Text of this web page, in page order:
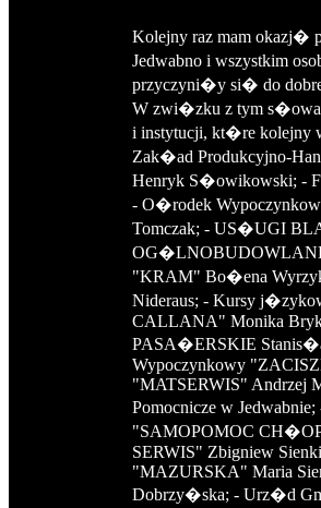
Kolejny raz mam
Jedwabno i wszystkim
przyczyni�y si� do
W zwi�zku z tym
i instytucji, kt�re kolejny
Zak�ad Produkcyjno-
Henryk S�owikowski; -
- O�rodek
Tomczak; - US�UGI
OG�LNOBUDOWLANE
"KRAM" Bo�ena
Nideraus; - Kursy
CALLANA" Monika
PASA�ERSKIE
Wypoczynkowy
"MATSERWIS" Andrzej
Pomocnicze w
"SAMOPOMOC
SERWIS" Zbigniew
"MAZURSKA" Maria
Dobrzy�ska; - Urz�d